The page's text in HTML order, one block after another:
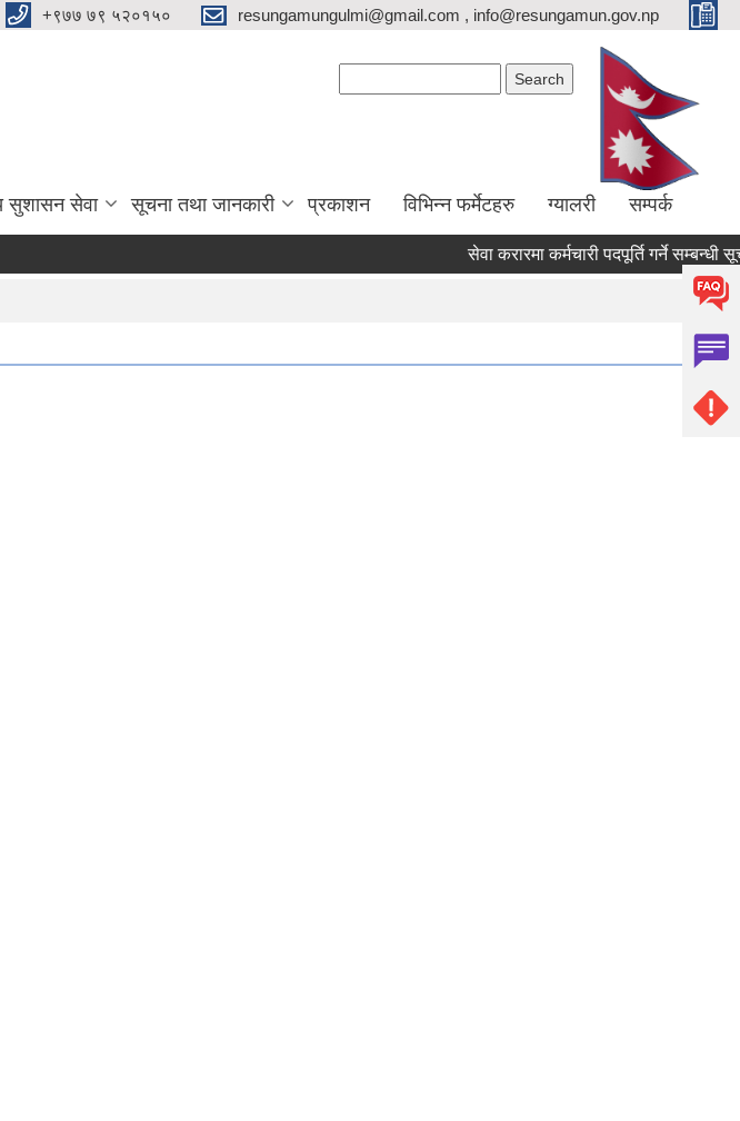
+९७७ ७९ ५२०१५० resungamungulmi@gmail.com , info@resungamun.gov.np
सुशासन सेवा सूचना तथा जानकारी प्रकाशन विभिन्न फर्मेटहरु ग्यालरी सम्पर्क
सेवा करारमा कर्मचारी पदपूर्ति गर्ने सम्बन्धी